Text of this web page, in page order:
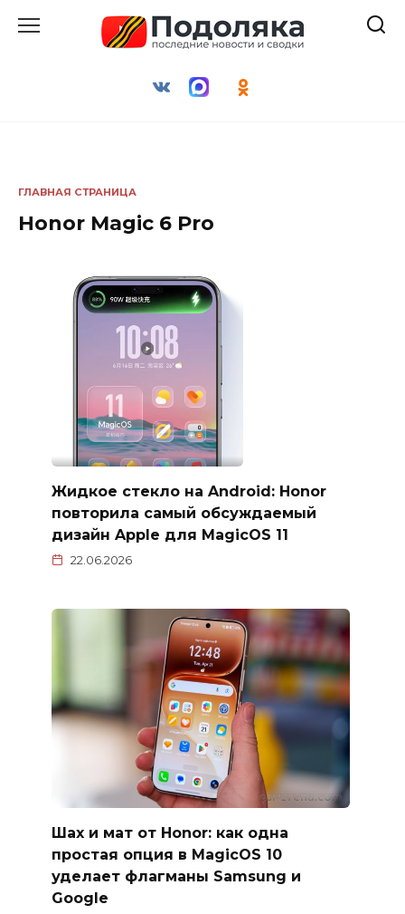
ГЛАВНАЯ СТРАНИЦА
Honor Magic 6 Pro
Жидкое стекло на Android: Honor
повторила самый обсуждаемый
дизайн Apple для MagicOS 11
22.06.2026
Шах и мат от Honor: как одна
простая опция в MagicOS 10
уделает флагманы Samsung и
Google